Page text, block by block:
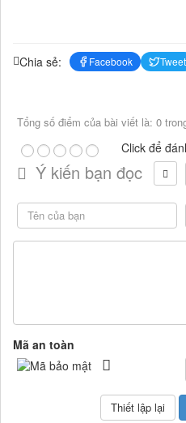
Chia sẻ: Facebook Tweet
Tổng số điểm của bài viết là: 0
Click để
Ý kiến bạn đọc
Mã an toàn